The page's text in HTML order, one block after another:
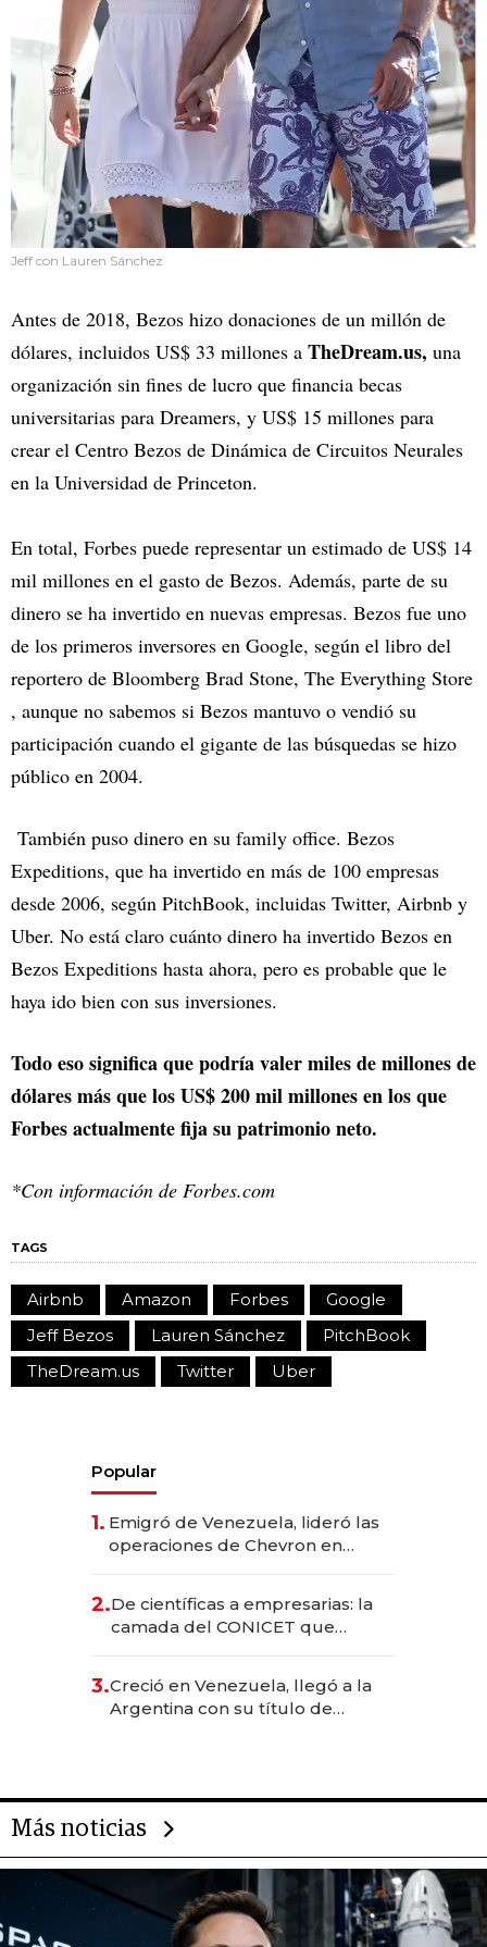
Jeff con Lauren Sánchez
Antes de 2018, Bezos hizo donaciones de un millón de
dólares, incluidos US$ 33 millones a TheDream.us, una
organización sin fines de lucro que financia becas
universitarias para Dreamers, y US$ 15 millones para
crear el Centro Bezos de Dinámica de Circuitos Neurales
en la Universidad de Princeton.
En total, Forbes puede representar un estimado de US$ 14
mil millones en el gasto de Bezos. Además, parte de su
dinero se ha invertido en nuevas empresas. Bezos fue uno
de los primeros inversores en Google, según el libro del
reportero de Bloomberg Brad Stone, The Everything Store
, aunque no sabemos si Bezos mantuvo o vendió su
participación cuando el gigante de las búsquedas se hizo
público en 2004.
También puso dinero en su family office. Bezos
Expeditions, que ha invertido en más de 100 empresas
desde 2006, según PitchBook, incluidas Twitter, Airbnb y
Uber. No está claro cuánto dinero ha invertido Bezos en
Bezos Expeditions hasta ahora, pero es probable que le
haya ido bien con sus inversiones.
Todo eso significa que podría valer miles de millones de
dólares más que los US$ 200 mil millones en los que
Forbes actualmente fija su patrimonio neto.
*Con información de Forbes.com
TAGS
Airbnb Amazon Forbes
Google
Jeff Bezos
Lauren Sánchez
PitchBook
TheDream.us
Twitter Uber
Popular
1. Emigró de Venezuela, lideró las
operaciones de Chevron en
2.De científicas a empresarias: la
camada del CONICET que
3.Creció en Venezuela, llegó a la
Argentina con su título de
Más noticias